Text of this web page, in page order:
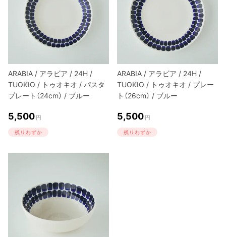
ARABIA / アラビア / 24H /
TUOKIO / トゥオキオ / パスタ
プレート（24cm） / ブルー
5,500 円
残りわずか
ARABIA / アラビア / 24H /
TUOKIO / トゥオキオ / プレー
ト（26cm） / ブルー
5,500 円
残りわずか